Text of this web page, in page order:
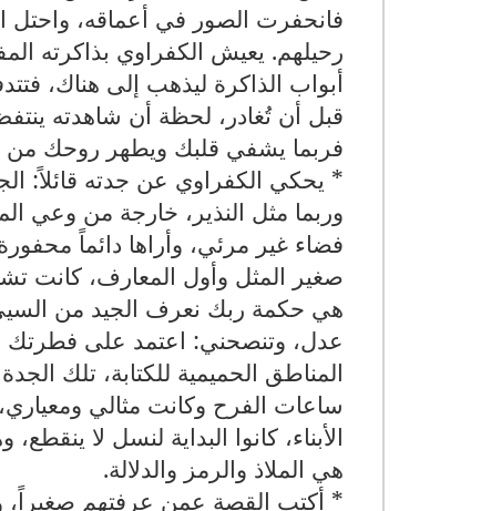
فانحفرت الصور في أعماقه، واحتل
رحيلهم. يعيش الكفراوي بذاكرته
أبواب الذاكرة ليذهب إلى هناك،
قبل أن تُغادر، لحظة أن شاهدته
فربما يشفي قلبك ويطهر روحك من
* يحكي الكفراوي عن جدته قائلاً:
وربما مثل النذير، خارجة من وعي
فضاء غير مرئي، وأراها دائماً
صغير المثل وأول المعارف، كانت
هي حكمة ربك نعرف الجيد من
عدل، وتنصحني: اعتمد على فطرتك
المناطق الحميمية للكتابة، تلك
ساعات الفرح وكانت مثالي
الأبناء، كانوا البداية لنسل لا
هي الملاذ والرمز والدلالة.
* أكتب القصة عمن عرفتهم صغيراً،